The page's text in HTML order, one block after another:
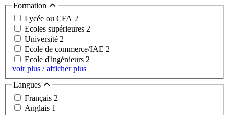
Formation
Lycée ou CFA 2
Ecoles supérieures 2
Université 2
Ecole de commerce/IAE 2
Ecole d'ingénieurs 2
voir plus / afficher plus
Langues
Français 2
Anglais 1